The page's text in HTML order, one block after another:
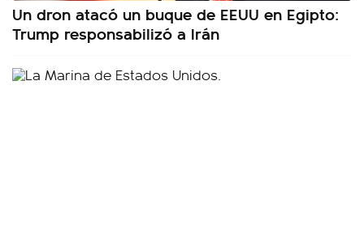
Un dron atacó un buque de EEUU en Egipto:
Trump responsabilizó a Irán